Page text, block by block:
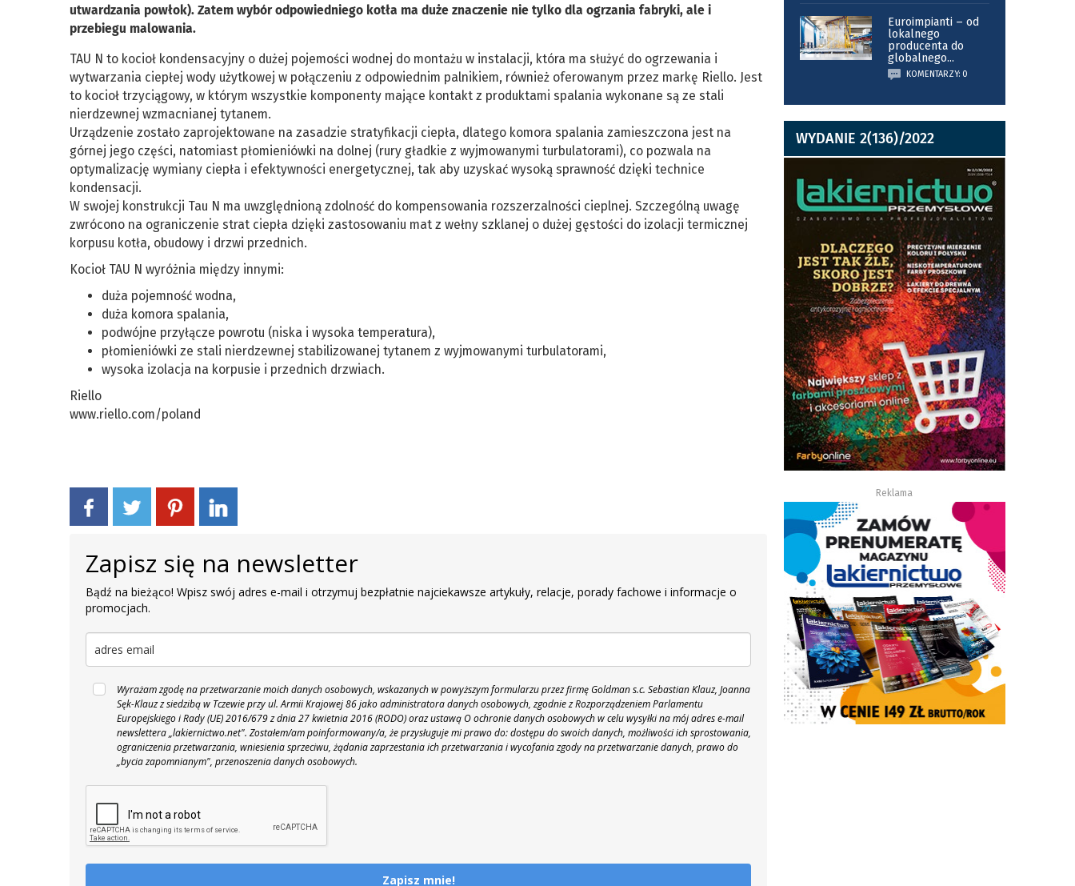
utwardzania powłok). Zatem wybór odpowiedniego kotła ma duże znaczenie nie tylko dla ogrzania fabryki, ale i
przebiegu malowania.
TAU N to kocioł kondensacyjny o dużej pojemości wodnej do montażu w instalacji, która ma służyć do ogrzewania i
wytwarzania ciepłej wody użytkowej w połączeniu z odpowiednim palnikiem, również oferowanym przez markę Riello. Jest
to kocioł trzyciągowy, w którym wszystkie komponenty mające kontakt z produktami spalania wykonane są ze stali
nierdzewnej wzmacnianej tytanem.
Urządzenie zostało zaprojektowane na zasadzie stratyfikacji ciepła, dlatego komora spalania zamieszczona jest na
górnej jego części, natomiast płomieniówki na dolnej (rury gładkie z wyjmowanymi turbulatorami), co pozwala na
optymalizację wymiany ciepła i efektywności energetycznej, tak aby uzyskać wysoką sprawność dzięki technice
kondensacji.
W swojej konstrukcji Tau N ma uwzględnioną zdolność do kompensowania rozszerzalności cieplnej. Szczególną uwagę
zwrócono na ograniczenie strat ciepła dzięki zastosowaniu mat z wełny szklanej o dużej gęstości do izolacji termicznej
korpusu kotła, obudowy i drzwi przednich.
Kocioł TAU N wyróżnia między innymi:
duża pojemność wodna,
duża komora spalania,
podwójne przyłącze powrotu (niska i wysoka temperatura),
płomieniówki ze stali nierdzewnej stabilizowanej tytanem z wyjmowanymi turbulatorami,
wysoka izolacja na korpusie i przednich drzwiach.
Riello
www.riello.com/poland
Zapisz się na newsletter
Bądź na bieżąco! Wpisz swój adres e-mail i otrzymuj bezpłatnie najciekawsze artykuły, relacje, porady fachowe i informacje o
promocjach.
Wyrażam zgodę na przetwarzanie moich danych osobowych, wskazanych w powyższym formularzu przez firmę Goldman s.c. Sebastian Klauz, Joanna
Sęk-Klauz z siedzibą w Tczewie przy ul. Armii Krajowej 86 jako administratora danych osobowych, zgodnie z Rozporządzeniem Parlamentu
Europejskiego i Rady (UE) 2016/679 z dnia 27 kwietnia 2016 (RODO) oraz ustawą O ochronie danych osobowych w celu wysyłki na mój adres e-mail
newslettera „lakiernictwo.net". Zostałem/am poinformowany/a, że przysługuje mi prawo do: dostępu do swoich danych, możliwości ich sprostowania,
ograniczenia przetwarzania, wniesienia sprzeciwu, żądania zaprzestania ich przetwarzania i wycofania zgody na przetwarzanie danych, prawo do
„bycia zapomnianym", przenoszenia danych osobowych.
Zapisz mnie!
Euroimpianti – od
lokalnego
producenta do
globalnego...
KOMENTARZY: 0
WYDANIE 2(136)/2022
Reklama